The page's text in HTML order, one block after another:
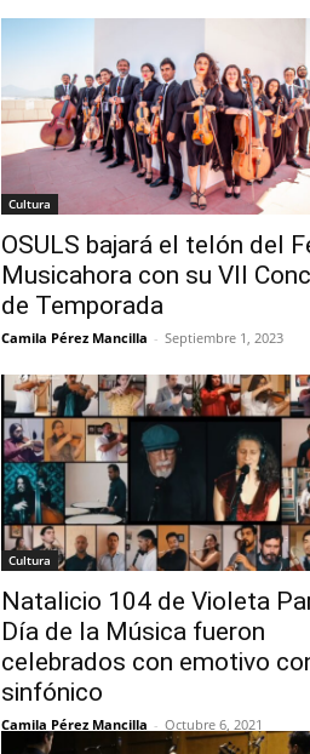
Cultura
OSULS bajará el telón del
Musicahora con su VII
de Temporada
Camila Pérez Mancilla - Septiembre 1, 2023
Cultura
Natalicio 104 de Violeta
Día de la Música fueron
celebrados con emotivo
sinfónico
Camila Pérez Mancilla - Octubre 6, 2021